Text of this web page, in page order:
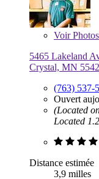
VoirPhotos
5465 Lakeland
Crystal, MN
(763) 537-
Ouvert
(Located
Located
Distance estimée
3,9 milles